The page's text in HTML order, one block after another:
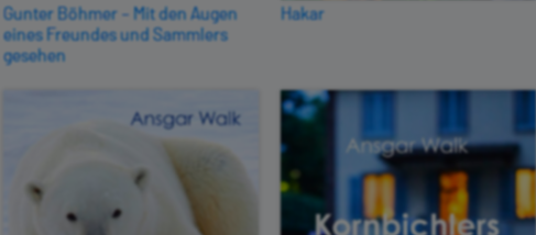
Gunter Böhmer – Mit den Augen
eines Freundes und Sammlers
gesehen
Hakar